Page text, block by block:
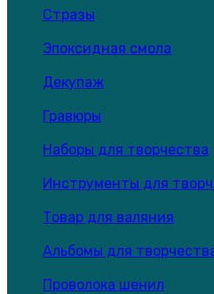
Стразы
Эпоксидная смола
Декупаж
Гравюры
Наборы для творчества
Инструменты для
Товар для валяния
Альбомы для
Проволока шенил